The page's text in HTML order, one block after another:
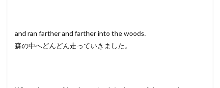
and ran farther and farther into the woods.
森の中へどんどん走っていきました。